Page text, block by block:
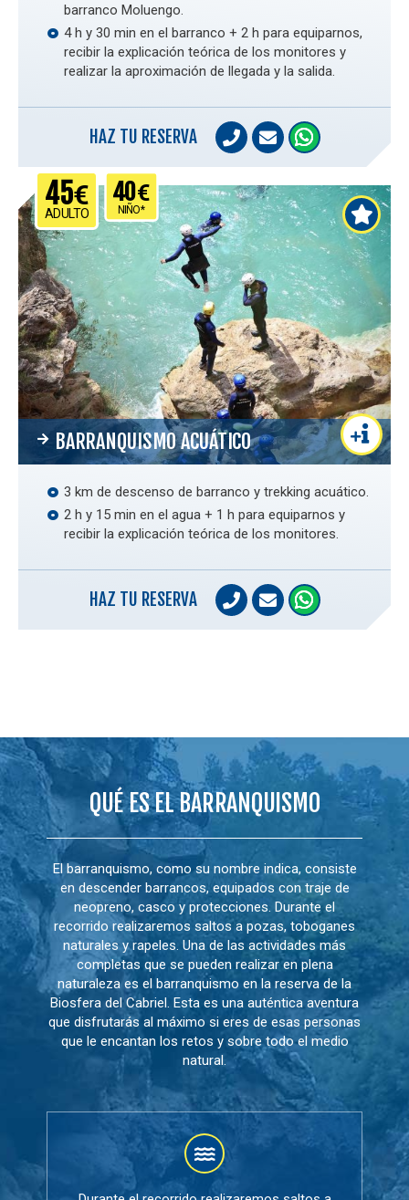
barranco Moluengo.
4 h y 30 min en el barranco + 2 h para equiparnos,
recibir la explicación teórica de los monitores y
realizar la aproximación de llegada y la salida.
HAZ TU RESERVA
BARRANQUISMO ACUÁTICO
45€
ADULTO
40€
NIÑO*
3 km de descenso de barranco y trekking acuático.
2 h y 15 min en el agua + 1 h para equiparnos y
recibir la explicación teórica de los monitores.
HAZ TU RESERVA
QUÉ ES EL BARRANQUISMO
El barranquismo, como su nombre indica, consiste
en descender barrancos, equipados con traje de
neopreno, casco y protecciones. Durante el
recorrido realizaremos saltos a pozas, toboganes
naturales y rapeles. Una de las actividades más
completas que se pueden realizar en plena
naturaleza es el barranquismo en la reserva de la
Biosfera del Cabriel. Esta es una auténtica aventura
que disfrutarás al máximo si eres de esas personas
que le encantan los retos y sobre todo el medio
natural.